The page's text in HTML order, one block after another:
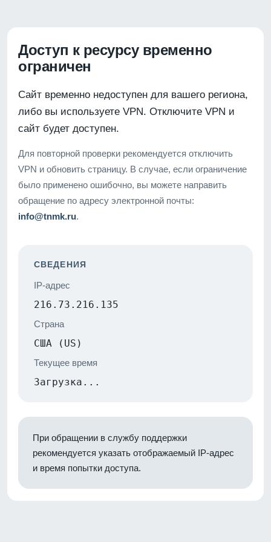
Доступ к ресурсу временно
ограничен
Сайт временно недоступен для вашего региона,
либо вы используете VPN. Отключите VPN и
сайт будет доступен.
Для повторной проверки рекомендуется отключить
VPN и обновить страницу. В случае, если ограничение
было применено ошибочно, вы можете направить
обращение по адресу электронной почты:
info@tnmk.ru.
СВЕДЕНИЯ
IP-адрес
216.73.216.135
Страна
США (US)
Текущее время
Загрузка...
При обращении в службу поддержки
рекомендуется указать отображаемый IP-адрес
и время попытки доступа.